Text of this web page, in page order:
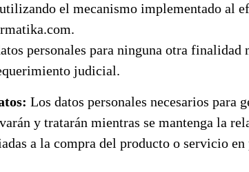
el mecanismo implementado al
personales para ninguna otra
judicial.
Los datos personales necesarios para
y tratarán mientras se mantenga la
a la compra del producto o servicio